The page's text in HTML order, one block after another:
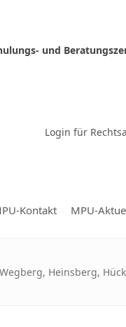
und
Login für
Kontakt MPU-
Heinsberg,